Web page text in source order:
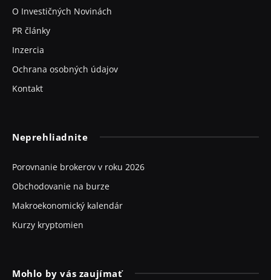
O Investičných Novinách
PR články
Inzercia
Ochrana osobných údajov
Kontakt
Neprehliadnite
Porovnanie brokerov v roku 2026
Obchodovanie na burze
Makroekonomický kalendár
Kurzy kryptomien
Mohlo by vás zaujímať